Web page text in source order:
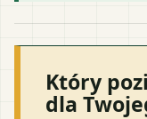
Który
dla